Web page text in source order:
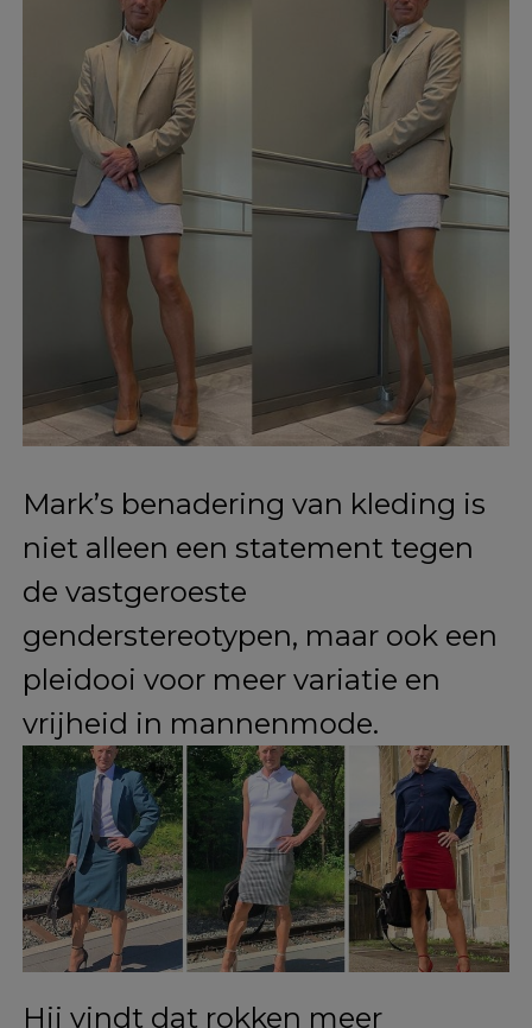
mix van pumps, laarzen en rokken,
gecombineerd met meer
traditioneel ‘mannelijke’
kledingstukken boven de taille.